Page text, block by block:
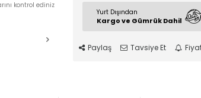
kontrol ediniz
Yurt Dışından
Kargo ve Gümrük Dahil
Paylaş Tavsiye Et